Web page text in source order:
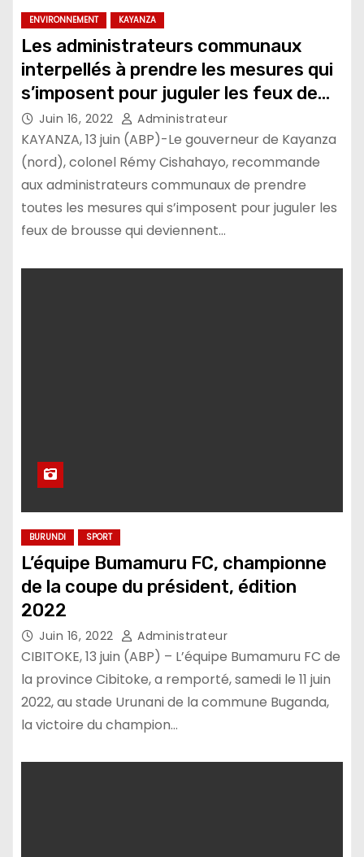
ENVIRONNEMENT KAYANZA
Les administrateurs communaux
interpellés à prendre les mesures qui
s’imposent pour juguler les feux de
brousse
Juin 16, 2022 Administrateur
KAYANZA, 13 juin (ABP)-Le gouverneur de Kayanza
(nord), colonel Rémy Cishahayo, recommande
aux administrateurs communaux de prendre
toutes les mesures qui s’imposent pour juguler les
feux de brousse qui deviennent…
BURUNDI SPORT
L’équipe Bumamuru FC, championne
de la coupe du président, édition
2022
Juin 16, 2022 Administrateur
CIBITOKE, 13 juin (ABP) – L’équipe Bumamuru FC de
la province Cibitoke, a remporté, samedi le 11 juin
2022, au stade Urunani de la commune Buganda,
la victoire du champion…